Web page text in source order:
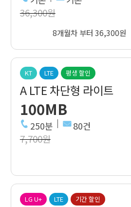
36,300원
8개월차 부터 36,300원
KT LTE 평생 할인
A LTE 차단형 라이트
100MB
250분 80건
7,700원
LG U+ LTE 기간 할인